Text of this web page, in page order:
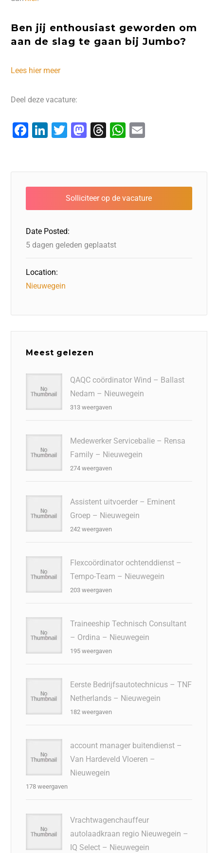
Ben jij enthousiast geworden om
aan de slag te gaan bij Jumbo?
Lees hier meer
Deel deze vacature:
F
e
b
o
o
k
Li
e
dI
n
T
er
M
o
d
o
T
a
d
s
W
s
A
p
l
Date Posted:
5 dagen geleden geplaatst
Location:
Nieuwegein
Meest gelezen
QAQC coördinator Wind – Ballast
Nedam – Nieuwegein
313 weergaven
Medewerker Servicebalie – Rensa
Family – Nieuwegein
274 weergaven
Assistent uitvoerder – Eminent
Groep – Nieuwegein
242 weergaven
Flexcoördinator ochtenddienst –
Tempo-Team – Nieuwegein
203 weergaven
Traineeship Technisch Consultant
– Ordina – Nieuwegein
195 weergaven
Eerste Bedrijfsautotechnicus – TNF
Netherlands – Nieuwegein
182 weergaven
account manager buitendienst –
Van Hardeveld Vloeren –
Nieuwegein
178 weergaven
Vrachtwagenchauffeur
autolaadkraan regio Nieuwegein –
IQ Select – Nieuwegein